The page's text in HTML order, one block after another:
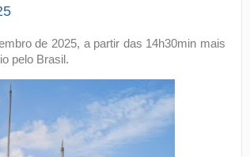
de 2025, a partir das 14h30min mais
pelo Brasil.